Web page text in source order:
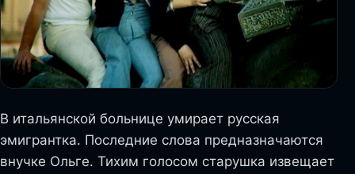
В итальянской больнице умирает русская
эмигрантка. Последние слова предназначаются
внучке Ольге. Тихим голосом старушка извещает